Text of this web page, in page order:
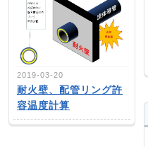
2019-03-20
耐火壁、配管リング許
容温度計算